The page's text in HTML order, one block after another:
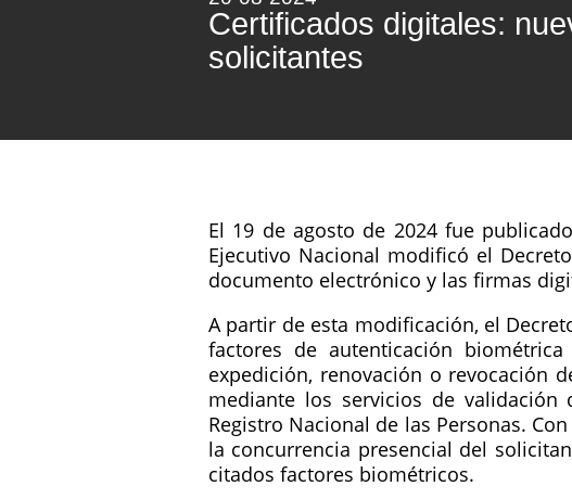
Certificados digitales:
solicitantes
El 19 de agosto de 2024 fue
Ejecutivo Nacional modificó el
documento electrónico y las firmas
A partir de esta modificación, el
factores de autenticación
expedición, renovación o revocación
mediante los servicios de
Registro Nacional de las Personas.
la concurrencia presencial del
citados factores biométricos.